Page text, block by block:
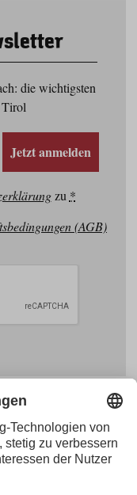
die wichtigsten
Tirol
Jetzt anmelden
zu *
(AGB)
Innsbruck